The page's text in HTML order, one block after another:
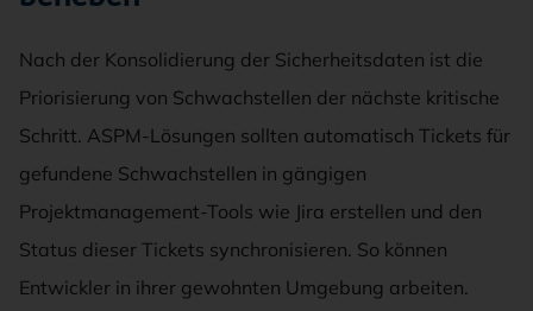
Nach der Konsolidierung der Sicherheitsdaten ist die
Priorisierung von Schwachstellen der nächste kritische
Schritt. ASPM-Lösungen sollten automatisch Tickets für
gefundene Schwachstellen in gängigen
Projektmanagement-Tools wie Jira erstellen und den
Status dieser Tickets synchronisieren. So können
Entwickler in ihrer gewohnten Umgebung arbeiten.